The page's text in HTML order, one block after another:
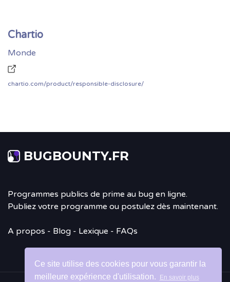
Ce site utilise des cookies pour vous garantir la
meilleure expérience d'utilisation.
En savoir plus
Chartio
Monde
chartio.com/product/responsible-disclosure/
BUGBOUNTY.FR
Programmes publics de prime au bug en ligne.
Publiez votre programme ou postulez dès maintenant.
A propos - Blog - Lexique - FAQs